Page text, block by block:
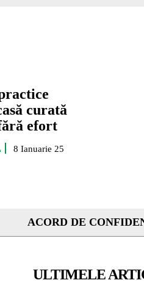
curată
efort
8 Ianuarie 25
ACORD DE
ULTIMELE